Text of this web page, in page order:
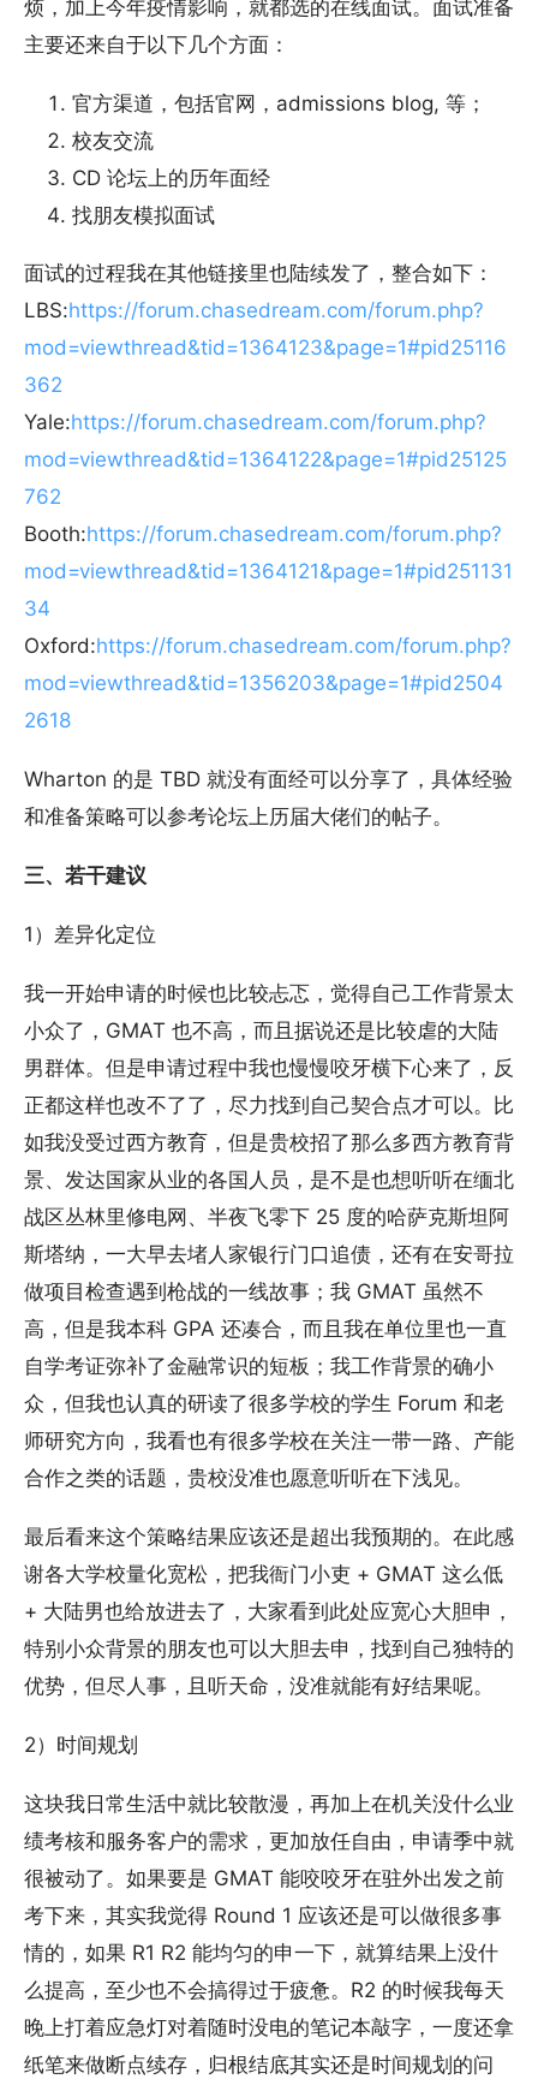
烦，加上今年疫情影响，就都选的在线面试。面试准备
主要还来自于以下几个方面：
官方渠道，包括官网，admissions blog, 等；
校友交流
CD 论坛上的历年面经
找朋友模拟面试
面试的过程我在其他链接里也陆续发了，整合如下：
LBS:https://forum.chasedream.com/forum.php?
mod=viewthread&tid=1364123&page=1#pid25116
362
Yale:https://forum.chasedream.com/forum.php?
mod=viewthread&tid=1364122&page=1#pid25125
762
Booth:https://forum.chasedream.com/forum.php?
mod=viewthread&tid=1364121&page=1#pid251131
34
Oxford:https://forum.chasedream.com/forum.php?
mod=viewthread&tid=1356203&page=1#pid2504
2618
Wharton 的是 TBD 就没有面经可以分享了，具体经验
和准备策略可以参考论坛上历届大佬们的帖子。
三、若干建议
1）差异化定位
我一开始申请的时候也比较忐忑，觉得自己工作背景太
小众了，GMAT 也不高，而且据说还是比较虐的大陆
男群体。但是申请过程中我也慢慢咬牙横下心来了，反
正都这样也改不了了，尽力找到自己契合点才可以。比
如我没受过西方教育，但是贵校招了那么多西方教育背
景、发达国家从业的各国人员，是不是也想听听在缅北
战区丛林里修电网、半夜飞零下 25 度的哈萨克斯坦阿
斯塔纳，一大早去堵人家银行门口追债，还有在安哥拉
做项目检查遇到枪战的一线故事；我 GMAT 虽然不
高，但是我本科 GPA 还凑合，而且我在单位里也一直
自学考证弥补了金融常识的短板；我工作背景的确小
众，但我也认真的研读了很多学校的学生 Forum 和老
师研究方向，我看也有很多学校在关注一带一路、产能
合作之类的话题，贵校没准也愿意听听在下浅见。
最后看来这个策略结果应该还是超出我预期的。在此感
谢各大学校量化宽松，把我衙门小吏 + GMAT 这么低
+ 大陆男也给放进去了，大家看到此处应宽心大胆申，
特别小众背景的朋友也可以大胆去申，找到自己独特的
优势，但尽人事，且听天命，没准就能有好结果呢。
2）时间规划
这块我日常生活中就比较散漫，再加上在机关没什么业
绩考核和服务客户的需求，更加放任自由，申请季中就
很被动了。如果要是 GMAT 能咬咬牙在驻外出发之前
考下来，其实我觉得 Round 1 应该还是可以做很多事
情的，如果 R1 R2 能均匀的申一下，就算结果上没什
么提高，至少也不会搞得过于疲惫。R2 的时候我每天
晚上打着应急灯对着随时没电的笔记本敲字，一度还拿
纸笔来做断点续存，归根结底其实还是时间规划的问